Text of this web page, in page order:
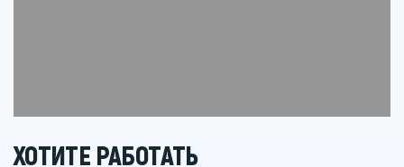
и отзывчивое сообщество создает комфортные
ХОТИТЕ РАБОТАТЬ